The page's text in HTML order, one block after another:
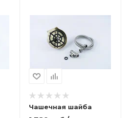
Чашечная шайба